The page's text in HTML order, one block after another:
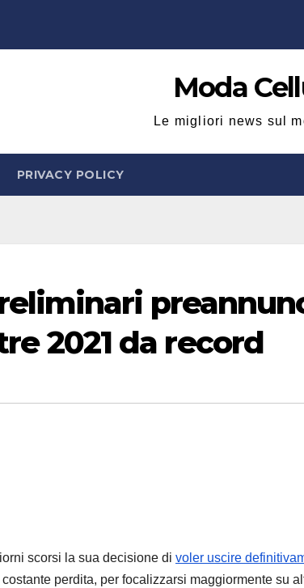
Moda
Le migliori news sul
PRIVACY POLICY
2021 da record
scorsi la sua decisione di voler uscire
perdita, per focalizzarsi maggiormente su